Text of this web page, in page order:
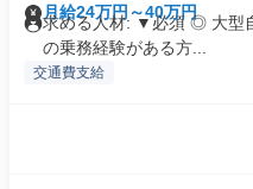
月給24万円～40万円
求める人材: ▼必須 ◎ 大型
の乗務経験がある方...
交通費支給